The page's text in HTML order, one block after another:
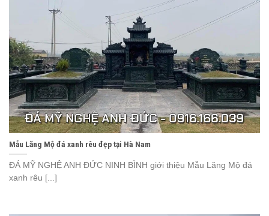
Mẫu Lăng Mộ đá xanh rêu đẹp tại Hà Nam
ĐÁ MỸ NGHỆ ANH ĐỨC NINH BÌNH giới thiệu Mẫu Lăng Mộ đá
xanh rêu [...]